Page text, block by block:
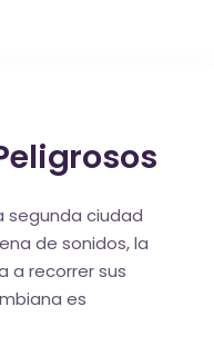
segunda ciudad
de sonidos, la
a recorrer sus
es